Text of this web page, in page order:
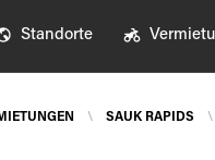
Standorte
\ SAUK RAPIDS \